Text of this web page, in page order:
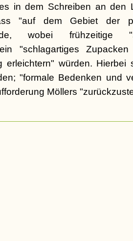
in dem Schreiben an den
"auf dem Gebiet der
wobei frühzeitige
"schlagartiges
erleichtern" würden. Hierbei
"formale Bedenken und
Möllers